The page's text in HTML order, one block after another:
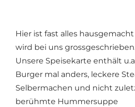
Hier ist fast alles
wird bei uns
Unsere Speisekarte enthält
Burger mal anders, leckere
Selbermachen und nicht
berühmte Hummersuppe